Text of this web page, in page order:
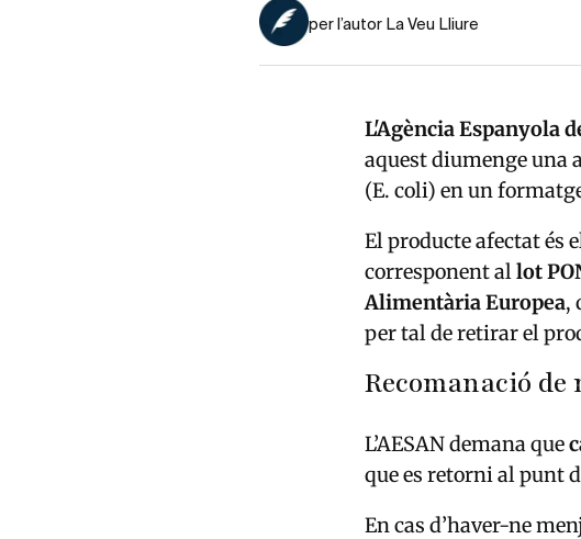
per l’autor La Veu Lliure
L'Agència Espanyola
aquest diumenge una
(E. coli) en un
El producte afectat és
corresponent allot
Alimentària Europea,
per tal de retirar el
Recomanació
L’AESAN demana que
que es retorni al punt
En cas d’haver-ne